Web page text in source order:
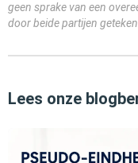
geen sprake van een
door beide partijen
Lees onze